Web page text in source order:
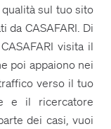
sul tuo sito
da CASAFARI. Di
visita il
poi appaiono nei
verso il tuo
e il ricercatore
dei casi, vuoi